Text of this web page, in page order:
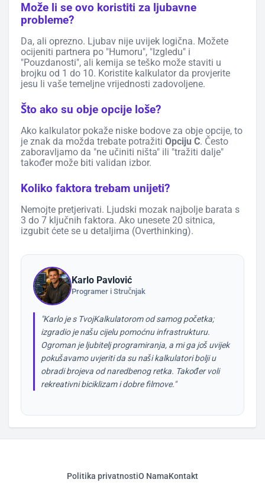
Može li se ovo koristiti za ljubavne
probleme?
Da, ali oprezno. Ljubav nije uvijek logična. Možete
ocijeniti partnera po "Humoru", "Izgledu" i
"Pouzdanosti", ali kemija se teško može staviti u
brojku od 1 do 10. Koristite kalkulator da provjerite
jesu li vaše temeljne vrijednosti zadovoljene.
Što ako su obje opcije loše?
Ako kalkulator pokaže niske bodove za obje opcije, to
je znak da možda trebate potražiti Opciju C. Često
zaboravljamo da "ne učiniti ništa" ili "tražiti dalje"
također može biti validan izbor.
Koliko faktora trebam unijeti?
Nemojte pretjerivati. Ljudski mozak najbolje barata s
3 do 7 ključnih faktora. Ako unesete 20 sitnica,
izgubit ćete se u detaljima (Overthinking).
Karlo Pavlović
Programer i Stručnjak
"Karlo je s TvojKalkulatorom od samog početka;
izgradio je našu cijelu pomoćnu infrastrukturu.
Ogroman je ljubitelj programiranja, a mi ga još uvijek
pokušavamo uvjeriti da su naši kalkulatori bolji u
obradi brojeva od naredbenog retka. Također voli
rekreativni biciklizam i dobre filmove."
Politika privatnostiO NamaKontakt